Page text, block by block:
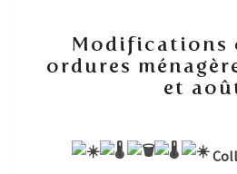
et
Modifications
ordures
et